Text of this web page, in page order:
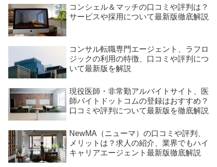
コンシェル＆マッチの口コミや評判は？
サービスや採用について最新版徹底解説
コンサル転職専門エージェント、ラフロ
ジックの利用の特徴、口コミや評判につ
いて最新版を解説
現役医師・非常勤アルバイトサイト、医
師バイトドットコムの登録はおすすめ？
口コミや評判について最新版を徹底解説
NewMA（ニューマ）の口コミや評判、
メリットは？求人の紹介、業界でもハイ
キャリアエージェント最新版徹底解説